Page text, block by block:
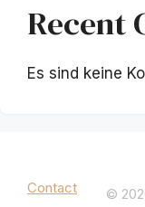
Recent
Es sind keine
Contact ©